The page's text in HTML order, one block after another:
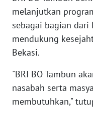
melanjutkan
sebagai bagian
mendukung
Bekasi.
"BRI BO Tambun
nasabah serta
membutuhkan,"
WN
LAMPUNG
WN
WN
NUSANTARA